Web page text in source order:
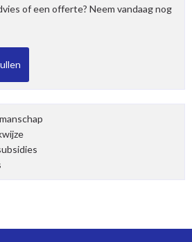
of een offerte? Neem vandaag nog